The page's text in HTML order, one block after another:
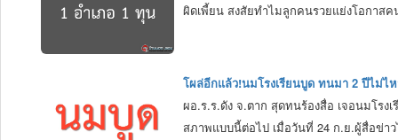
ผิดเพี้ยน สงสัยทำไมลูกคนรวยแย่งโอกาส
โผล่อีกแล้ว!นมโรงเรียนบูด ทนมา 2 ปีไม่ไ
ผอ.ร.ร.ดัง จ.ตาก สุดทนร้องสื่อ เจอนมโรง
สภาพแบบนี้ต่อไป เมื่อวันที่ 24 ก.ย.ผู้สื่อข่า